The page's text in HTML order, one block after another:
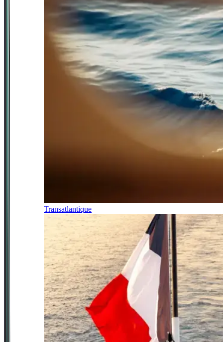
Transatlantique